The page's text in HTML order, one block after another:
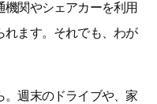
機関やシェアカーを利用
れます。それでも、わが
。週末のドライブや、家